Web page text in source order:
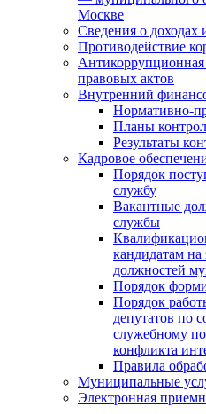
Москве
Сведения о доходах
Противодействие
правовых актов
Внутренний
Нормативно-
Планы
Результаты
Кадровое
Порядок
службу
Вакантные
службы
кандидатам
должностей
Порядок
Порядок
депутатов по
служебному
конфликта
Правила
Муниципальные
Электронная